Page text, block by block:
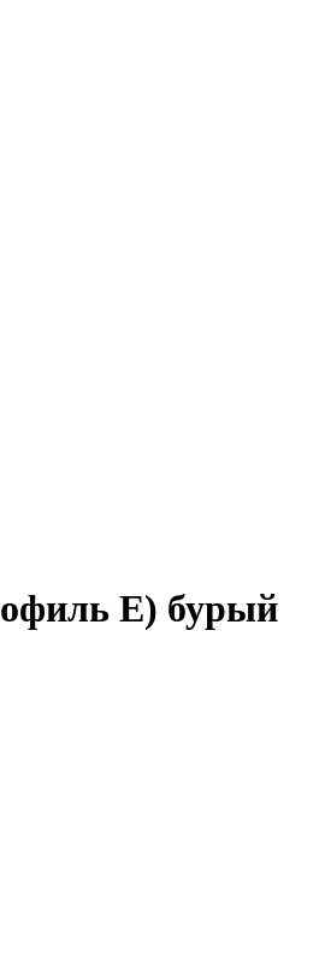
E) бурый